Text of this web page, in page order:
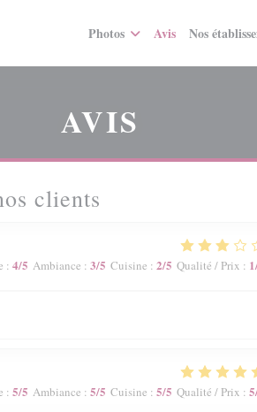
Photos Avis Nos
AVIS
clients
: 4/5 Ambiance : 3/5 Cuisine : 2/5 Qualité / Prix : 1
: 5/5 Ambiance : 5/5 Cuisine : 5/5 Qualité / Prix : 5